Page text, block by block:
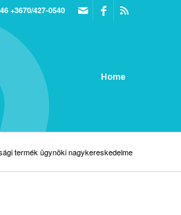
+3670/427-0540
Home
termék ügynöki nagykereskedelme